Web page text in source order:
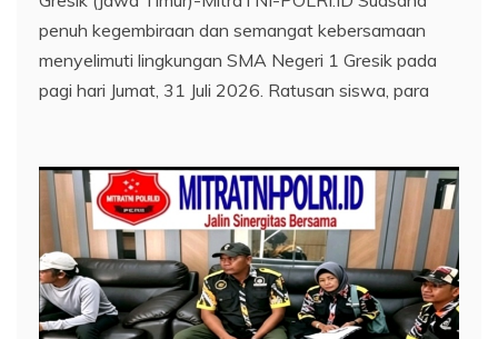
penuh kegembiraan dan semangat kebersamaan
menyelimuti lingkungan SMA Negeri 1 Gresik pada
pagi hari Jumat, 31 Juli 2026. Ratusan siswa, para